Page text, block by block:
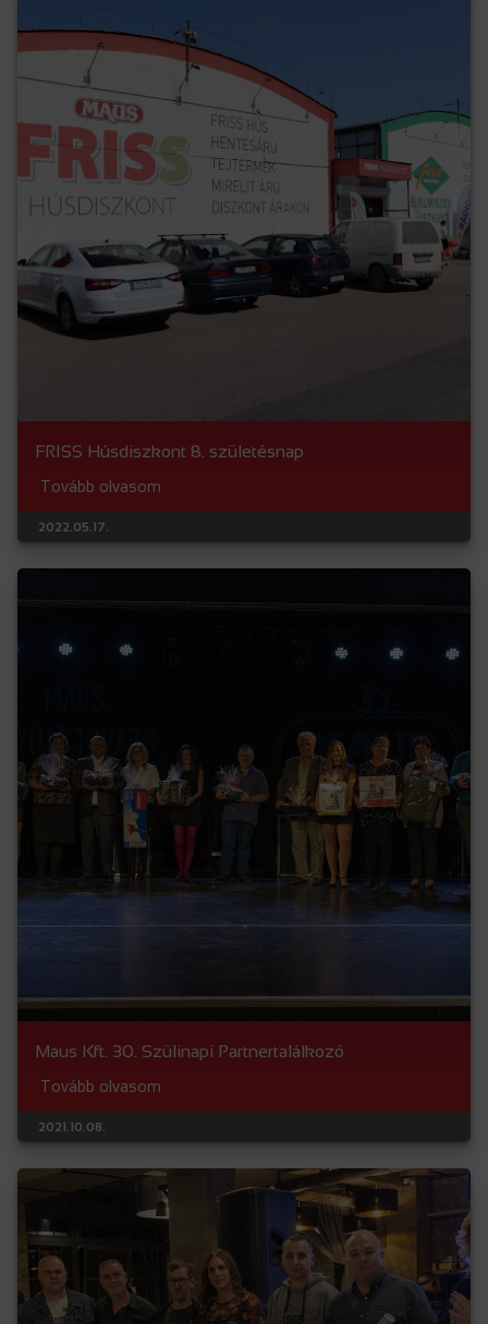
FRISS Húsdiszkont 8. születésnap
Tovább olvasom
2022.05.17.
Maus Kft. 30. Szülinapi Partnertalálkozó
Tovább olvasom
2021.10.08.